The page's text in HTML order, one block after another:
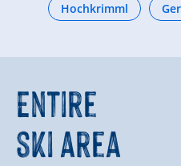
Hochkrimml
Entire
ski area